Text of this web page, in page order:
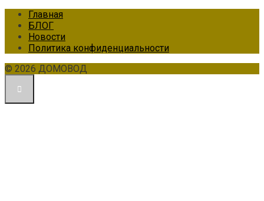
Главная
БЛОГ
Новости
Политика конфиденциальности
© 2026 ДОМОВОД